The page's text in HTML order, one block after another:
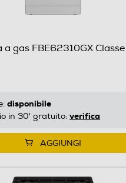
a gas FBE62310GX
disponibile
in 30' gratuito: verifica
AGGIUNGI